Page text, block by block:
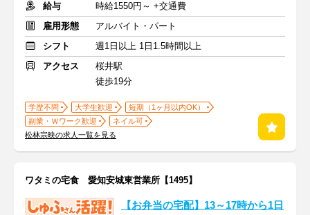
給与
時給1550円～ +交通費
雇用形態
アルバイト・パート
シフト
週1日以上 1日1.5時間以上
アクセス
桜井駅
徒歩19分
学歴不問 大学生歓迎
短期（1ヶ月以内OK）
副業・Ｗワーク歓迎
ネイル可
松林宗映の求人一覧を見る
ワタミの宅食 愛知安城東営業所【1495】
【お弁当の宅配】13～17時から1日